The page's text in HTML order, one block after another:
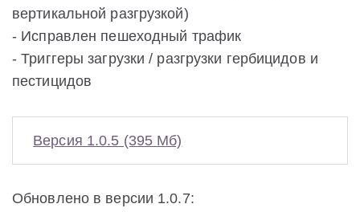
вертикальной разгрузкой)
- Исправлен пешеходный трафик
- Триггеры загрузки / разгрузки гербицидов и
пестицидов
Версия 1.0.5 (395 Мб)
Обновлено в версии 1.0.7: